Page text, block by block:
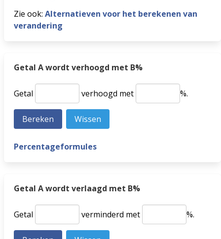
Zie ook: Alternatieven voor het berekenen van
verandering
Getal A wordt verhoogd met B%
Getal verhoogd met %.
Percentageformules
Getal A wordt verlaagd met B%
Getal verminderd met %.